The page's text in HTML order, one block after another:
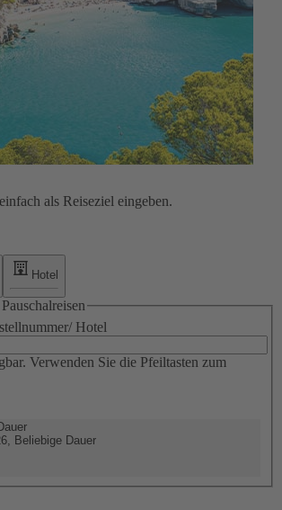
als Reiseziel eingeben.
Hotel
Hotel
Verwenden Sie die Pfeiltasten zum
Beliebige Dauer